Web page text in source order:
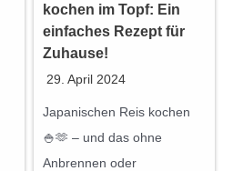
kochen im Topf: Ein
einfaches Rezept für
Zuhause!
29. April 2024
Japanischen Reis kochen
🍚🫶 – und das ohne
Anbrennen oder